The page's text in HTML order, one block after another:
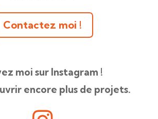
Contactez moi !
moi sur Instagram !
encore plus de projets.